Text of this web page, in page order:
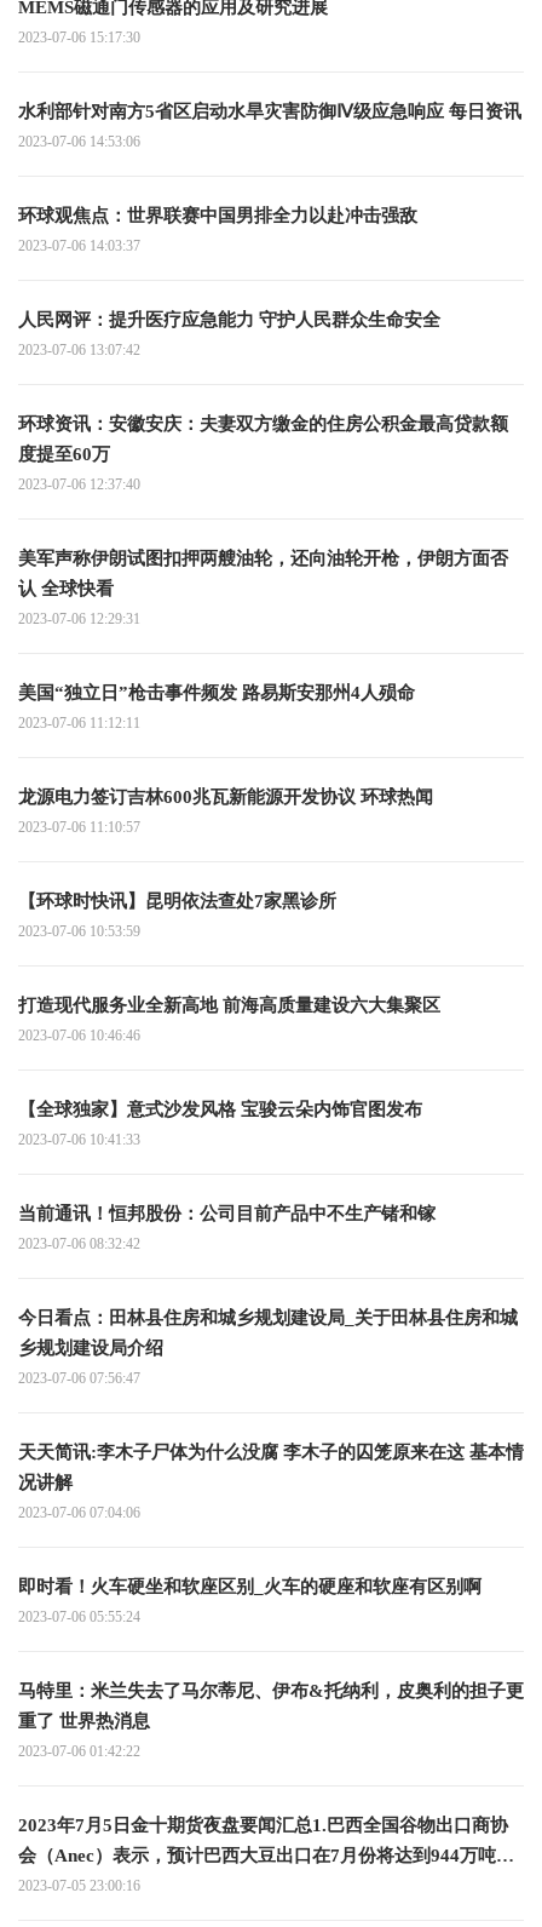
MEMS磁通门传感器的应用及研究进展
2023-07-06 15:17:30
水利部针对南方5省区启动水旱灾害防御Ⅳ级应急响应 每日资讯
2023-07-06 14:53:06
环球观焦点：世界联赛中国男排全力以赴冲击强敌
2023-07-06 14:03:37
人民网评：提升医疗应急能力 守护人民群众生命安全
2023-07-06 13:07:42
环球资讯：安徽安庆：夫妻双方缴金的住房公积金最高贷款额
度提至60万
2023-07-06 12:37:40
美军声称伊朗试图扣押两艘油轮，还向油轮开枪，伊朗方面否
认 全球快看
2023-07-06 12:29:31
美国“独立日”枪击事件频发 路易斯安那州4人殒命
2023-07-06 11:12:11
龙源电力签订吉林600兆瓦新能源开发协议 环球热闻
2023-07-06 11:10:57
【环球时快讯】昆明依法查处7家黑诊所
2023-07-06 10:53:59
打造现代服务业全新高地 前海高质量建设六大集聚区
2023-07-06 10:46:46
【全球独家】意式沙发风格 宝骏云朵内饰官图发布
2023-07-06 10:41:33
当前通讯！恒邦股份：公司目前产品中不生产锗和镓
2023-07-06 08:32:42
今日看点：田林县住房和城乡规划建设局_关于田林县住房和城
乡规划建设局介绍
2023-07-06 07:56:47
天天简讯:李木子尸体为什么没腐 李木子的囚笼原来在这 基本情
况讲解
2023-07-06 07:04:06
即时看！火车硬坐和软座区别_火车的硬座和软座有区别啊
2023-07-06 05:55:24
马特里：米兰失去了马尔蒂尼、伊布&托纳利，皮奥利的担子更
重了 世界热消息
2023-07-06 01:42:22
2023年7月5日金十期货夜盘要闻汇总1.巴西全国谷物出口商协
会（Anec）表示，预计巴西大豆出口在7月份将达到944万吨，
而去年同期为700万吨；预计巴西玉米出口在7月份达到634万
2023-07-05 23:00:16